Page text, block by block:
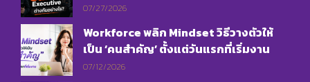
07/27/2026
Workforce พลิก Mindset วิธีวางตัวให้
เป็น ‘คนสำคัญ’ ตั้งแต่วันแรกที่เริ่มงาน
07/12/2026